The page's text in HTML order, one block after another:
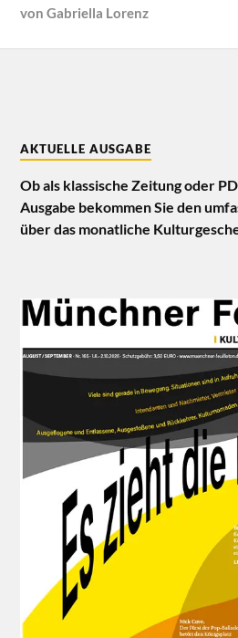
vonGabriella Lorenz
AKTUELLE AUSGABE
Ob als klassische Zeitung oder
Ausgabe bekommen Sie den
über das monatliche